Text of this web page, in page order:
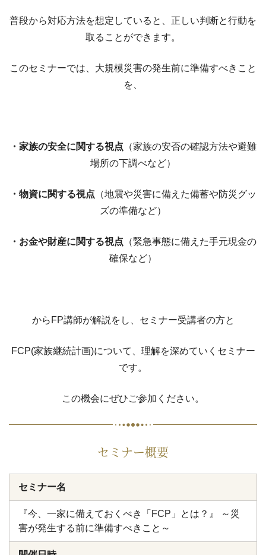
普段から対応方法を想定していると、正しい判断と行動を
取ることができます。
このセミナーでは、大規模災害の発生前に準備すべきこと
を、
・家族の安全に関する視点 （家族の安否の確認方法や避難
場所の下調べなど）
・物資に関する視点 （地震や災害に備えた備蓄や防災グッ
ズの準備など）
・お金や財産に関する視点 （緊急事態に備えた手元現金の
確保など）
からFP講師が解説をし、セミナー受講者の方と
FCP(家族継続計画)について、理解を深めていくセミナー
です。
この機会にぜひご参加ください。
セミナー概要
セミナー名
『今、一家に備えておくべき「FCP」とは？』 ～災
害が発生する前に準備すべきこと～